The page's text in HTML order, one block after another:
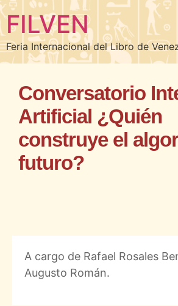
FILVEN
Feria Internacional del Libro de
Conversatorio
Artificial ¿Quién
construye el
futuro?
A cargo de Rafael Rosales
Augusto Román.